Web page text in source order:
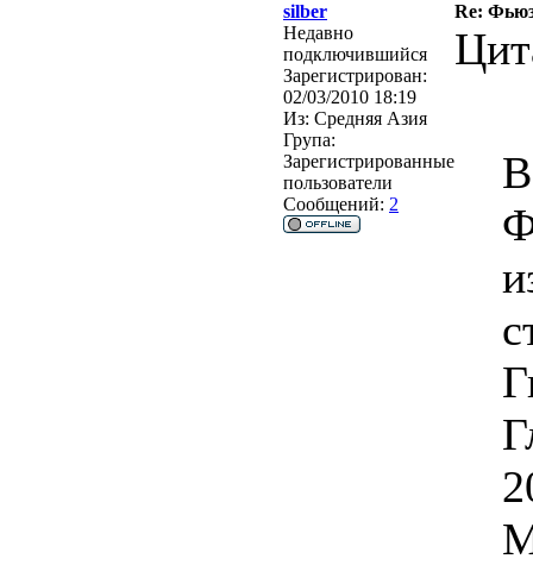
silber
Re:
Недавно
подключившийся
Зарегистрирован:
02/03/2010 18:19
Из: Средняя Азия
Група:
Зарегистрированные
пользователи
Сообщений: 2